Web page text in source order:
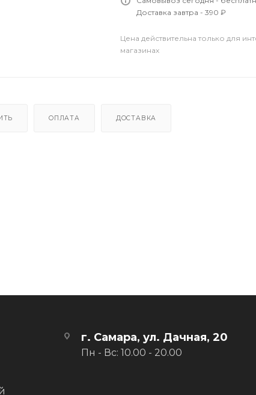
Доставка завтра - 390 ₽
Цена действительна только для
магазинах
ОПЛАТА ДОСТАВКА
г. Самара, ул. Дачная, 20
Пн - Вс: 10.00 - 20.00